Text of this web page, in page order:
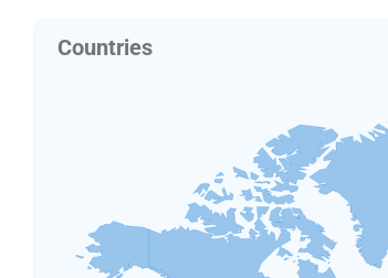
Countries